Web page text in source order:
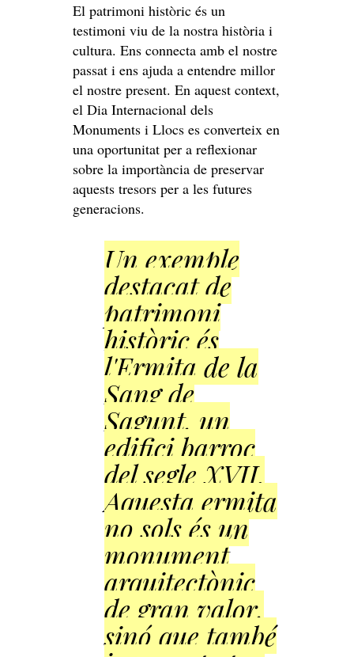
El patrimoni històric és un
testimoni viu de la nostra història i
cultura. Ens connecta amb el nostre
passat i ens ajuda a entendre millor
el nostre present. En aquest context,
el Dia Internacional dels
Monuments i Llocs es converteix en
una oportunitat per a reflexionar
sobre la importància de preservar
aquests tresors per a les futures
generacions.
Un exemple
destacat de
patrimoni
històric és
l'Ermita de la
Sang de
Sagunt, un
edifici barroc
del segle XVII.
Aquesta ermita
no sols és un
monument
arquitectònic
de gran valor,
sinó que també